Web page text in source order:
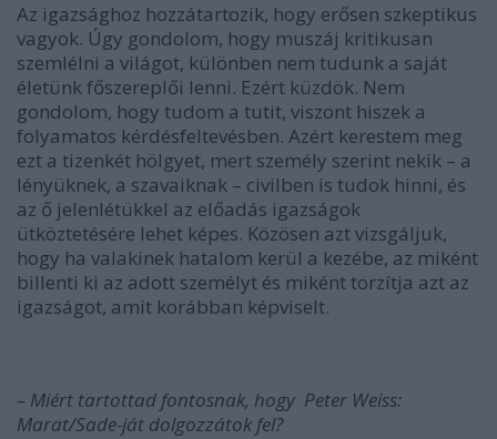
Az igazsághoz hozzátartozik, hogy erősen szkeptikus
vagyok. Úgy gondolom, hogy muszáj kritikusan
szemlélni a világot, különben nem tudunk a saját
életünk főszereplői lenni. Ezért küzdök. Nem
gondolom, hogy tudom a tutit, viszont hiszek a
folyamatos kérdésfeltevésben. Azért kerestem meg
ezt a tizenkét hölgyet, mert személy szerint nekik – a
lényüknek, a szavaiknak – civilben is tudok hinni, és
az ő jelenlétükkel az előadás igazságok
ütköztetésére lehet képes. Közösen azt vizsgáljuk,
hogy ha valakinek hatalom kerül a kezébe, az miként
billenti ki az adott személyt és miként torzítja azt az
igazságot, amit korábban képviselt.
– Miért tartottad fontosnak, hogy Peter Weiss:
Marat/Sade-ját dolgozzátok fel?